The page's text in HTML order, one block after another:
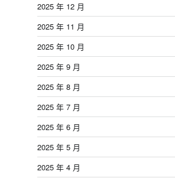
2025 年 12 月
2025 年 11 月
2025 年 10 月
2025 年 9 月
2025 年 8 月
2025 年 7 月
2025 年 6 月
2025 年 5 月
2025 年 4 月